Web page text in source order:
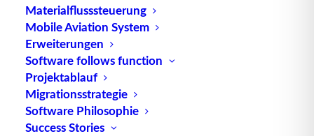
Materialflusssteuerung
Mobile Aviation System
Erweiterungen
Software follows function
Projektablauf
Migrationsstrategie
Software Philosophie
Success Stories
Trendfragen 2016: TUP
über Software in der